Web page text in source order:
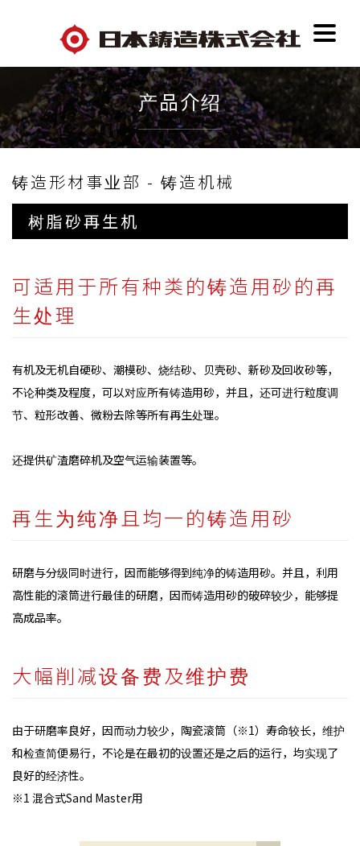
产品介绍
铸造形材事业部 - 铸造机械
树脂砂再生机
可适用于所有种类的铸造用砂的再
生处理
有机及无机自硬砂、潮模砂、烧结砂、贝壳砂、新砂及回收砂等，
不论种类及程度，可以对应所有铸造用砂，并且，还可进行粒度调
节、粒形改善、微粉去除等所有再生处理。
还提供矿渣磨碎机及空气运输装置等。
再生为纯净且均一的铸造用砂
研磨与分级同时进行，因而能够得到纯净的铸造用砂。并且，利用
高性能的滚筒进行最佳的研磨，因而铸造用砂的破碎较少，能够提
高成品率。
大幅削减设备费及维护费
由于研磨率良好，因而动力较少，陶瓷滚筒（※1）寿命较长，维护
和检查简便易行，不论是在最初的设置还是之后的运行，均实现了
良好的经济性。
※1 混合式Sand Master用